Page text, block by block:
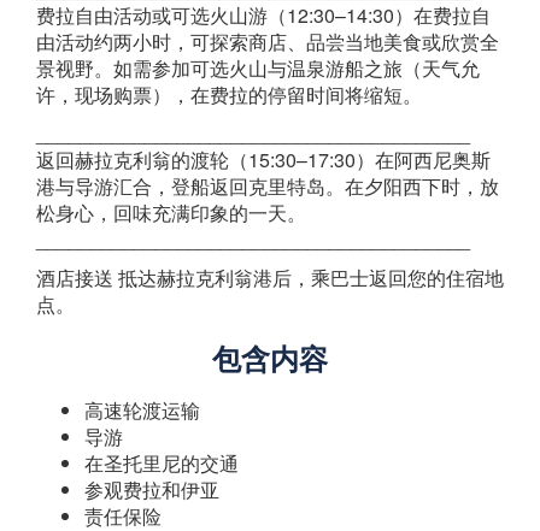
费拉自由活动或可选火山游（12:30–14:30）在费拉自
由活动约两小时，可探索商店、品尝当地美食或欣赏全
景视野。如需参加可选火山与温泉游船之旅（天气允
许，现场购票），在费拉的停留时间将缩短。
返回赫拉克利翁的渡轮（15:30–17:30）在阿西尼奥斯
港与导游汇合，登船返回克里特岛。在夕阳西下时，放
松身心，回味充满印象的一天。
酒店接送 抵达赫拉克利翁港后，乘巴士返回您的住宿地
点。
包含内容
高速轮渡运输
导游
在圣托里尼的交通
参观费拉和伊亚
责任保险